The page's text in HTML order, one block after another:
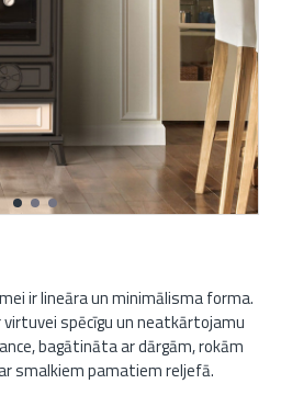
ir lineāra un minimālisma forma.
spēcīgu un neatkārtojamu
bagātināta ar dārgām, rokām
smalkiem pamatiem reljefā.